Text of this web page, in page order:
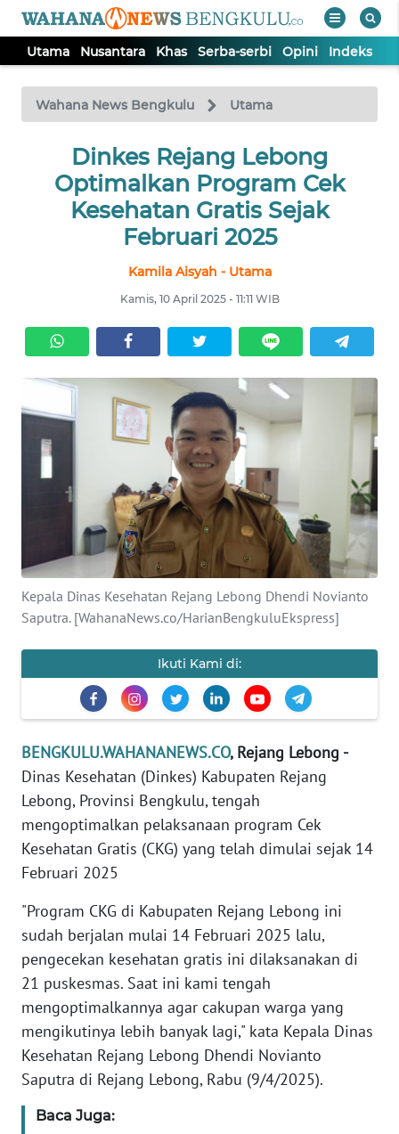
Utama Nusantara Khas Serba-serbi Opini Indeks
Wahana News Bengkulu Utama
Dinkes Rejang Lebong
Optimalkan Program Cek
Kesehatan Gratis Sejak
Februari 2025
Kamila Aisyah - Utama
Kamis, 10 April 2025 - 11:11 WIB
Kepala Dinas Kesehatan Rejang Lebong Dhendi Novianto
Saputra. [WahanaNews.co/HarianBengkuluEkspress]
Ikuti Kami di:
BENGKULU.WAHANANEWS.CO, Rejang Lebong -
Dinas Kesehatan (Dinkes) Kabupaten Rejang
Lebong, Provinsi Bengkulu, tengah
mengoptimalkan pelaksanaan program Cek
Kesehatan Gratis (CKG) yang telah dimulai sejak 14
Februari 2025
"Program CKG di Kabupaten Rejang Lebong ini
sudah berjalan mulai 14 Februari 2025 lalu,
pengecekan kesehatan gratis ini dilaksanakan di
21 puskesmas. Saat ini kami tengah
mengoptimalkannya agar cakupan warga yang
mengikutinya lebih banyak lagi," kata Kepala Dinas
Kesehatan Rejang Lebong Dhendi Novianto
Saputra di Rejang Lebong, Rabu (9/4/2025).
Baca Juga:
TV
Tutup
NUSANTARA
SERBI
OPINI
Informasi
INDEKS
BERITA
INFO
IKLAN
KAMI
PEDOMAN
MEDIA
SIBER
REDAKSI
KARIR
DISCLAIMER
News
Regional
WN
SUMUT
JAKARTA